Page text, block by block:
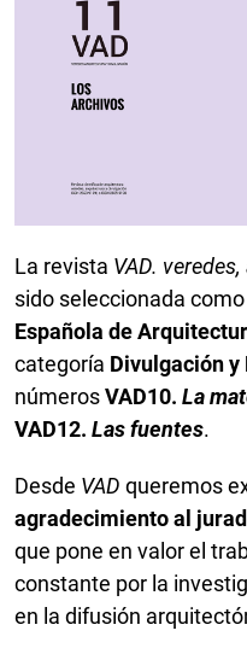
La revista VAD.
sido seleccionada como
Española de
categoría Divulgación
númerosVAD10. La
VAD12. Las fuentes.
Desde VAD queremos
agradecimiento al
que pone en valor el
constante por la
en la difusión